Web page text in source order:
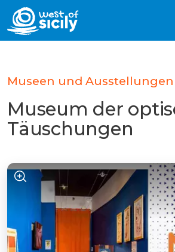
Museen und Ausstellungen
Museum der
Täuschungen